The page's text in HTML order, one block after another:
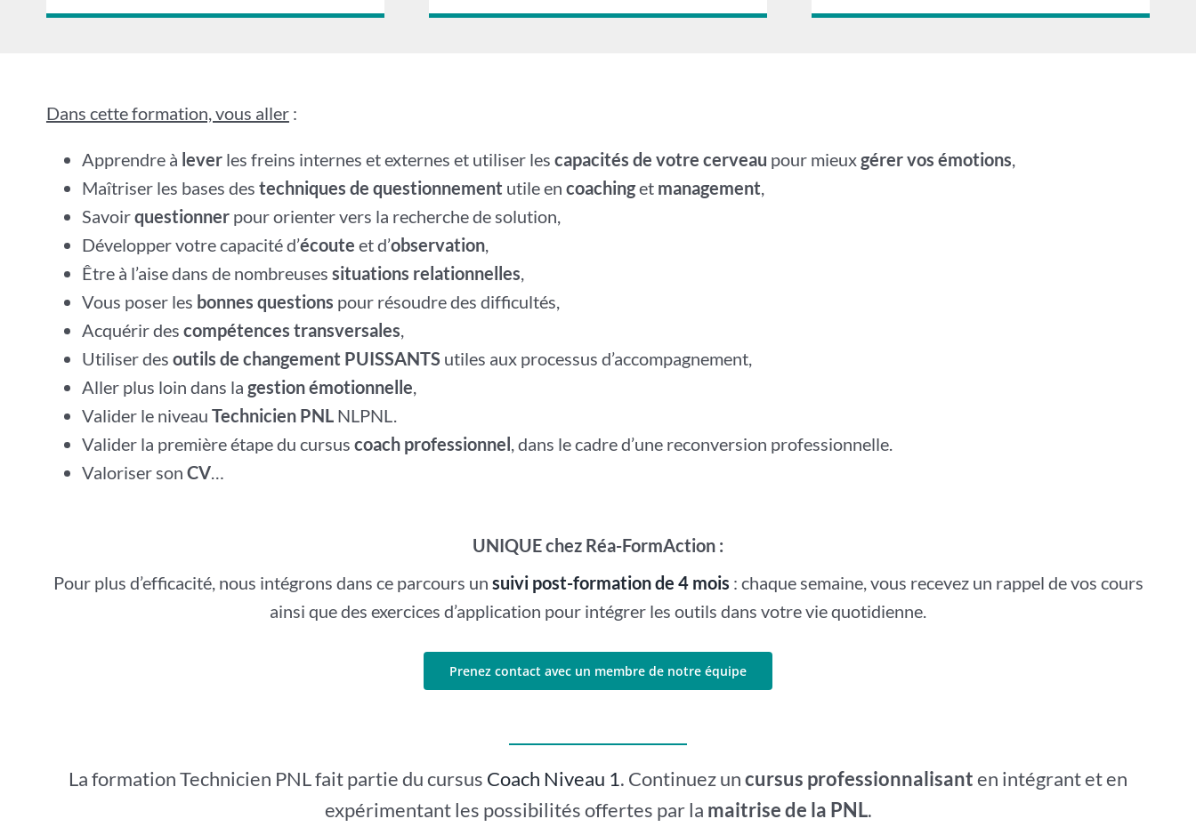
Dans cette formation, vous aller:
Apprendre à leverles freins internes et externes et utiliser les capacités de votre cerveau pour mieuxgérer vos émotions,
Maîtriser les bases des techniques de questionnement utile en coachinget management,
Savoirquestionnerpour orienter vers la recherche de solution,
Développer votre capacité d’écoute et d’observation,
Être à l’aise dans de nombreuses situations relationnelles,
Vous poser les bonnes questions pour résoudre des difficultés,
Acquérir des compétences transversales,
Utiliser des outils de changement PUISSANTS utiles aux processus d’accompagnement,
Aller plus loin dans la gestion émotionnelle,
Valider le niveau Technicien PNLNLPNL.
Valider la première étape du cursus coach professionnel, dans le cadre d’une reconversion professionnelle.
Valoriser son CV…
UNIQUE chez Réa-FormAction :
Pour plus d’efficacité, nous intégrons dans ce parcours un suivi post-formation de 4 mois : chaque semaine, vous recevez un rappel de vos cours
ainsi que des exercices d’application pour intégrer les outils dans votre vie quotidienne.
Prenez contact avec un membre de notre équipe
La formation Technicien PNL fait partie du cursus Coach Niveau 1. Continuez uncursus professionnalisanten intégrant et en
expérimentant les possibilités offertes par la maitrise de la PNL.